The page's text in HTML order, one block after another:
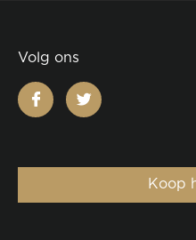
Volg ons
facebooktwitter
Koop